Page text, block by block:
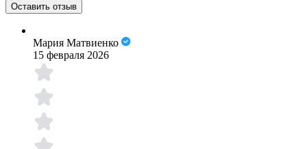
Оставить отзыв
Мария Матвиенко
15 февраля 2026